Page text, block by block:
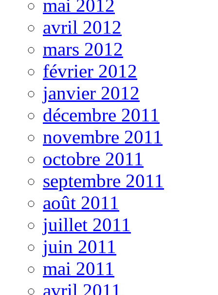
mai 2012
avril 2012
mars 2012
février 2012
janvier 2012
décembre 2011
novembre 2011
octobre 2011
septembre 2011
août 2011
juillet 2011
juin 2011
mai 2011
avril 2011